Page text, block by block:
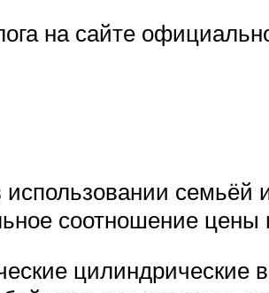
на сайте
семьёй
соотношение цены
цилиндрические